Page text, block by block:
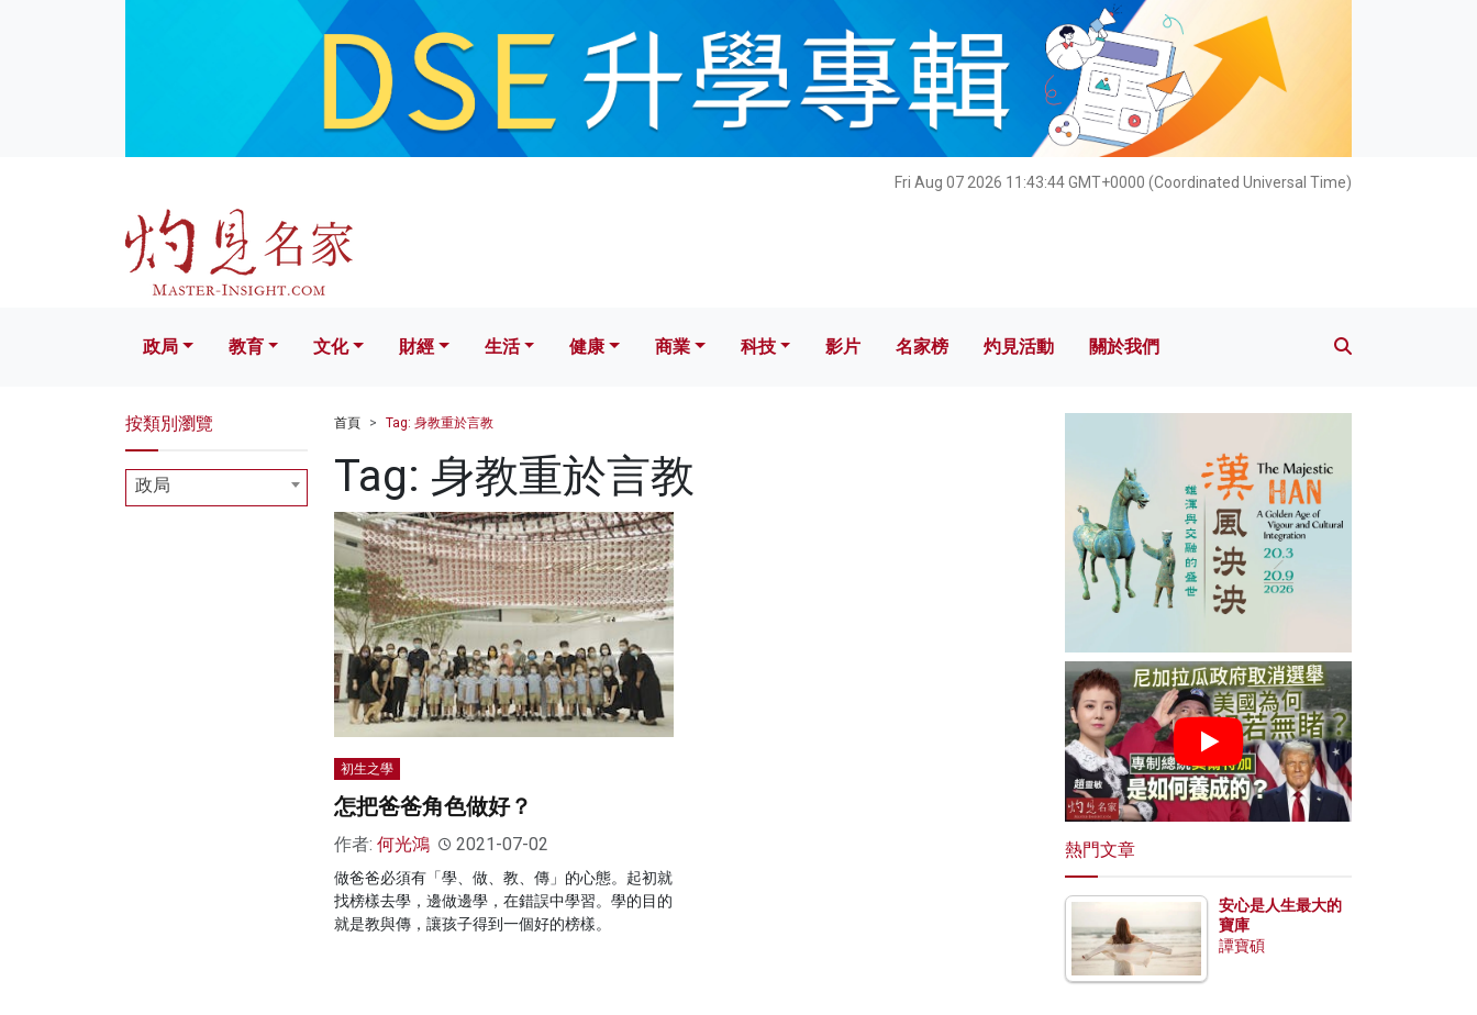
Fri Aug 07 2026 11:43:45 GMT+0000 (Coordinated Universal Time)
文化 財經 生活 健康 科技 影片 名家榜 灼見活動 關於我們
政局 教育 文化 財經 生活 健康 商業 科技 影片 名家榜 灼見活動 關於我們
首頁 Tag: 身教重於言教
Tag: 身教重於言教
初生之學
怎把爸爸角色做好？
作者: 何光鴻 2021-07-02
做爸爸必須有「學、做、教、傳」的心態。起初就
找榜樣去學，邊做邊學，在錯誤中學習。學的目的
就是教與傳，讓孩子得到一個好的榜樣。
按類別瀏覽
政局
熱門文章
安心是人生最大的
寶庫
譚寶碩